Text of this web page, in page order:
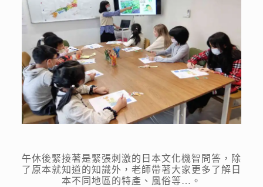
午休後緊接著是緊張刺激的日本文化機智問答，除
了原本就知道的知識外，老師帶著大家更多了解日
本不同地區的特產、風俗等…。